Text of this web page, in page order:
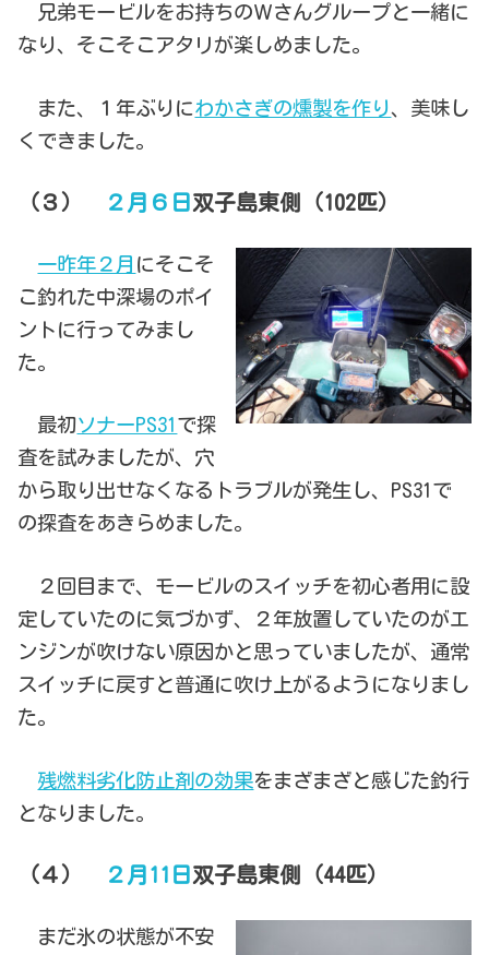
兄弟モービルをお持ちのＷさんグループと一緒に
なり、そこそこアタリが楽しめました。
また、１年ぶりにわかさぎの燻製を作り、美味し
くできました。
（３） ２月６日 双子島東側（102匹）
一昨年２月 にそこそ
こ釣れた中深場のポイ
ントに行ってみまし
た。
最初ソナーPS31 で探
査を試みましたが、穴
から取り出せなくなるトラブルが発生し、PS31で
の探査をあきらめました。
２回目まで、モービルのスイッチを初心者用に設
定していたのに気づかず、２年放置していたのがエ
ンジンが吹けない原因かと思っていましたが、通常
スイッチに戻すと普通に吹け上がるようになりまし
た。
残燃料劣化防止剤の効果をまざまざと感じた釣行
となりました。
（４） ２月11日 双子島東側（44匹）
まだ氷の状態が不安